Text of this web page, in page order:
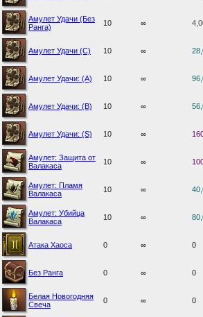
Амулет Удачи (Без
Ранга)
10 ∞
Амулет Удачи (С) 10 ∞
Амулет Удачи: (A) 10 ∞
Амулет Удачи: (B) 10 ∞
Амулет Удачи: (S) 10 ∞
Амулет: Защита от
Валакаса
10 ∞
Амулет: Пламя
Валакаса
10 ∞
Амулет: Убийца
Валакаса
10 ∞
Атака Хаоса 0 ∞ 0
Без Ранга 0 ∞ 0
Белая Новогодняя
Свеча
0 ∞ 0